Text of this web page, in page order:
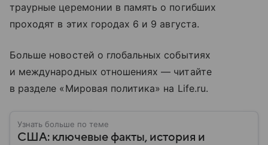
траурные церемонии в память о погибших
проходят в этих городах 6 и 9 августа.
Больше новостей о глобальных событиях
и международных отношениях — читайте
в разделе «Мировая политика» на Life.ru.
Узнать больше по теме
США: ключевые факты, история и